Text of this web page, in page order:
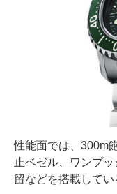
性能面では、300m
止ベゼル、ワンプ
留などを搭載してい